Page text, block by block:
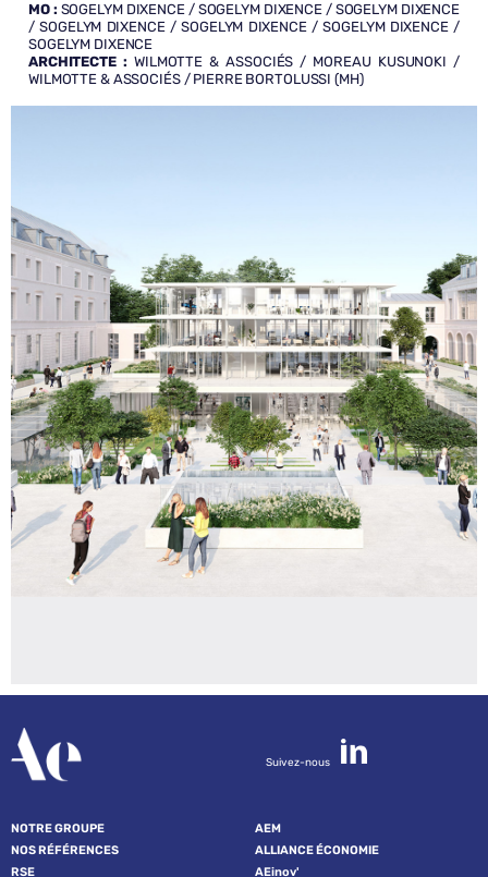
MO : SOGELYM DIXENCE / SOGELYM DIXENCE / SOGELYM DIXENCE
/ SOGELYM DIXENCE / SOGELYM DIXENCE / SOGELYM DIXENCE /
SOGELYM DIXENCE
ARCHITECTE : WILMOTTE & ASSOCIÉS / MOREAU KUSUNOKI /
WILMOTTE & ASSOCIÉS / PIERRE BORTOLUSSI (MH)
Suivez-nous
NOTRE GROUPE
NOS RÉFÉRENCES
RSE
AEM
ALLIANCE ÉCONOMIE
AEinov'